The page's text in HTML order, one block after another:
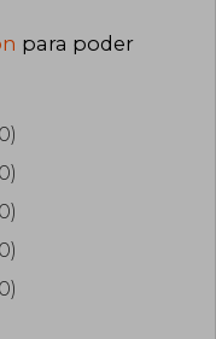
para poder